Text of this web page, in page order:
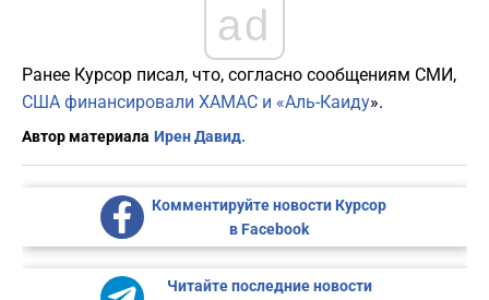
ad
Ранее Курсор писал, что, согласно сообщениям СМИ,
США финансировали ХАМАС и «Аль-Каиду».
Автор материала Ирен Давид.
Комментируйте новости Курсор
в Facebook
Читайте последние новости